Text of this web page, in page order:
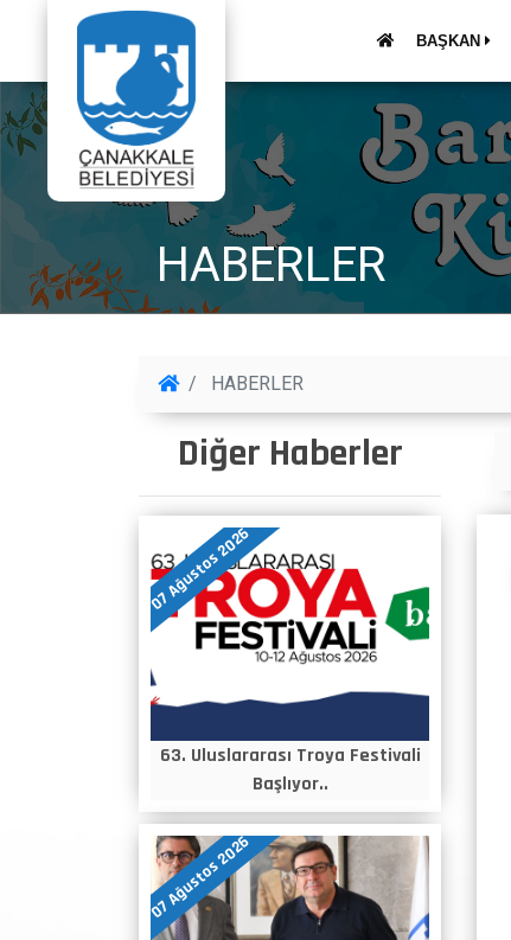
BAŞKAN
HABERLER
HABERLER
Diğer Haberler
07 Ağustos 2026
63. Uluslararası Troya Festivali
Başlıyor..
07 Ağustos 2026
Duyurular